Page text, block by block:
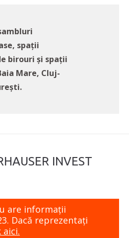
spații
birouri și spații
Mare, Cluj-
INVEST
are informaţii
Dacă reprezentaţi
aici.